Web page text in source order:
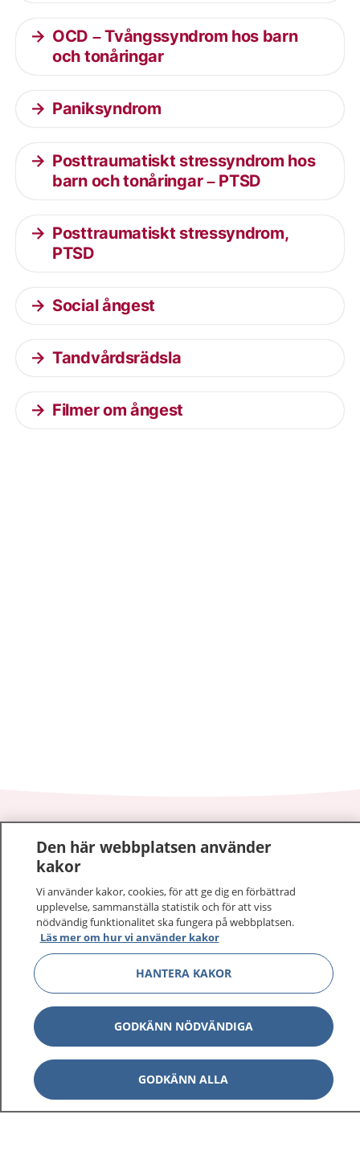
OCD – Tvångssyndrom hos barn
och tonåringar
Paniksyndrom
Posttraumatiskt stressyndrom hos
barn och tonåringar – PTSD
Posttraumatiskt stressyndrom,
PTSD
Social ångest
Tandvårdsrädsla
Filmer om ångest
På 1177.se får du råd om hälsa och information om
sjukdomar och vilka mottagningar du kan kontakta.
Logga in för att läsa din journal och göra dina
vårdärenden. Ring telefonnummer 1177 för
sjukvårdsrådgivning dygnet runt.
1177 ger dig råd när du vill må bättre.
1177 på flera språk Visa
Visa
Den här webbplatsen använder
kakor
Vi använder kakor, cookies, för att ge dig en förbättrad
upplevelse, sammanställa statistik och för att viss
nödvändig funktionalitet ska fungera på webbplatsen.
Läs mer om hur vi använder kakor
HANTERA KAKOR
GODKÄNN NÖDVÄNDIGA
GODKÄNN ALLA